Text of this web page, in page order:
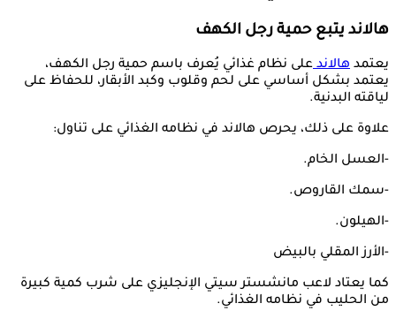
هالاند يتبع حمية رجل الكهف
يعتمد هالاندعلى نظام غذائي يُعرف باسم حمية رجل الكهف،
يعتمد بشكل أساسي على لحم وقلوب وكبد الأبقار، للحفاظ على
لياقته البدنية.
علاوة على ذلك، يحرص هالاند في نظامه الغذائي على تناول:
-العسل الخام.
-سمك القاروص.
-الهيلون.
-الأرز المقلي بالبيض
كما يعتاد لاعب مانشستر سيتي الإنجليزي على شرب كمية كبيرة
من الحليب في نظامه الغذائي.